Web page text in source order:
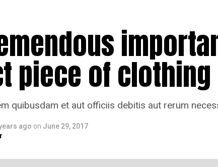
piece of clothing
quibusdam et aut officiis debitis aut rerum
ago on June 29, 2017